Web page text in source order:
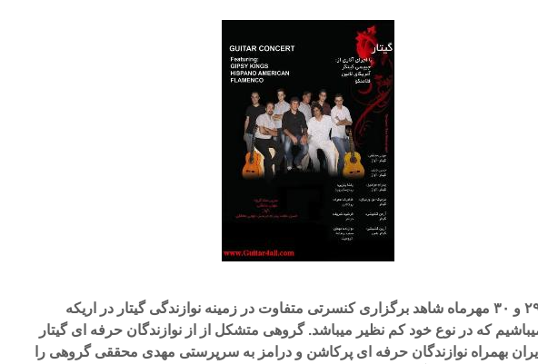
در تاریخ ۲۹ و ۳۰ مهرماه شاهد برگزاری کنسرتی متفاوت در زمینه نوازندگی گیتار در اریکه
میباشیم که در نوع خود کم نظیر میباشد. گروهی متشکل از از نوازندگان حرفه ای گیتار
بهمراه نوازندگان حرفه ای پرکاشن و درامز به سرپرستی مهدی محققی گروهی را